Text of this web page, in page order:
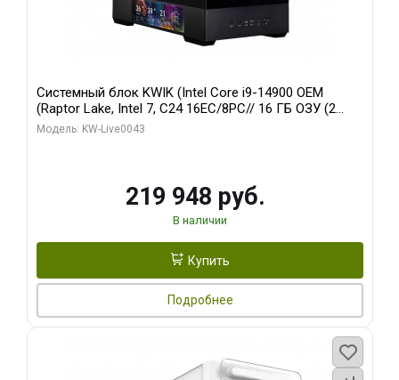
Системный блок KWIK (Intel Core i9-14900 OEM
(Raptor Lake, Intel 7, C24 16EC/8PC// 16 ГБ ОЗУ (2
модуля)/ Palit RTX5070Ti GAMINGPRO-S OC 16GB
Модель: KW-Live0043
219 948 руб.
В наличии
Купить
Подробнее